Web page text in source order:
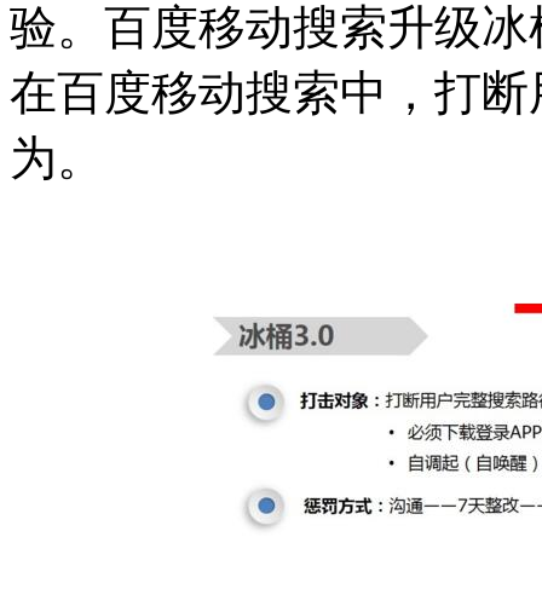
验。百度移动搜索升级
在百度移动搜索中，打
为。